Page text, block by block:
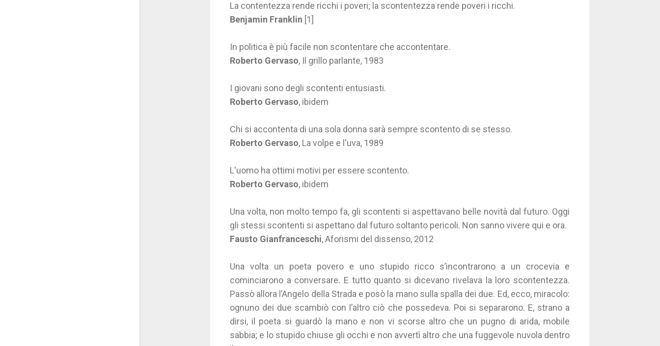
La contentezza rende ricchi i poveri; la scontentezza rende poveri i ricchi.
Benjamin Franklin [1]
In politica è più facile non scontentare che accontentare.
Roberto Gervaso, Il grillo parlante, 1983
I giovani sono degli scontenti entusiasti.
Roberto Gervaso, ibidem
Chi si accontenta di una sola donna sarà sempre scontento di se stesso.
Roberto Gervaso, La volpe e l'uva, 1989
L'uomo ha ottimi motivi per essere scontento.
Roberto Gervaso, ibidem
Una volta, non molto tempo fa, gli scontenti si aspettavano belle novità dal futuro. Oggi
gli stessi scontenti si aspettano dal futuro soltanto pericoli. Non sanno vivere qui e ora.
Fausto Gianfranceschi, Aforismi del dissenso, 2012
Una volta un poeta povero e uno stupido ricco s’incontrarono a un crocevia e
cominciarono a conversare. E tutto quanto si dicevano rivelava la loro scontentezza.
Passò allora l’Angelo della Strada e posò la mano sulla spalla dei due. Ed, ecco, miracolo:
ognuno dei due scambiò con l’altro ciò che possedeva. Poi si separarono. E, strano a
dirsi, il poeta si guardò la mano e non vi scorse altro che un pugno di arida, mobile
sabbia; e lo stupido chiuse gli occhi e non avvertì altro che una fuggevole nuvola dentro